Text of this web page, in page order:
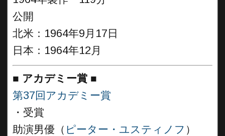
公開
北米：1964年9月17日
日本：1964年12月
■ アカデミー賞 ■
第37回アカデミー賞
・受賞
助演男優（ ピーター・ユスティノフ ）